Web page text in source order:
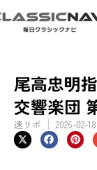
尾高忠明
交響楽団
速リポ 2026-02-18